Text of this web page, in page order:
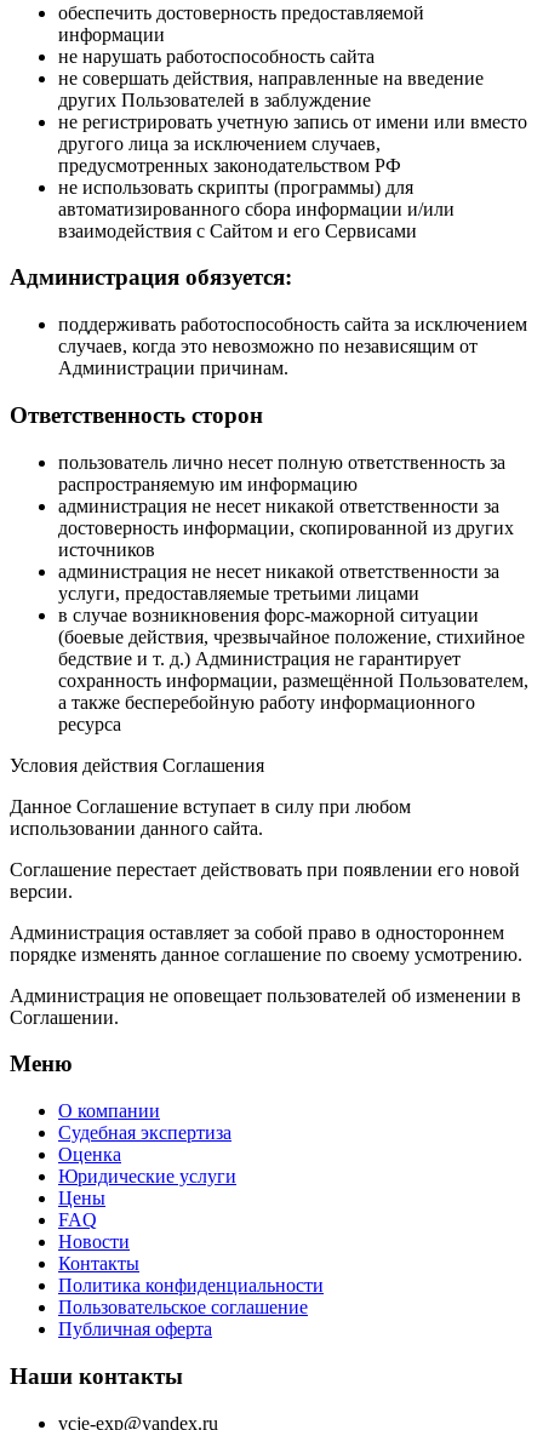
обеспечить достоверность предоставляемой
информации
не нарушать работоспособность сайта
не совершать действия, направленные на введение
других Пользователей в заблуждение
не регистрировать учетную запись от имени или вместо
другого лица за исключением случаев,
предусмотренных законодательством РФ
не использовать скрипты (программы) для
автоматизированного сбора информации и/или
взаимодействия с Сайтом и его Сервисами
Администрация обязуется:
поддерживать работоспособность сайта за исключением
случаев, когда это невозможно по независящим от
Администрации причинам.
Ответственность сторон
пользователь лично несет полную ответственность за
распространяемую им информацию
администрация не несет никакой ответственности за
достоверность информации, скопированной из других
источников
администрация не несет никакой ответственности за
услуги, предоставляемые третьими лицами
в случае возникновения форс-мажорной ситуации
(боевые действия, чрезвычайное положение, стихийное
бедствие и т. д.) Администрация не гарантирует
сохранность информации, размещённой Пользователем,
а также бесперебойную работу информационного
ресурса
Условия действия Соглашения
Данное Соглашение вступает в силу при любом
использовании данного сайта.
Соглашение перестает действовать при появлении его новой
версии.
Администрация оставляет за собой право в одностороннем
порядке изменять данное соглашение по своему усмотрению.
Администрация не оповещает пользователей об изменении в
Соглашении.
Меню
О компании
Судебная экспертиза
Оценка
Юридические услуги
Цены
FAQ
Новости
Контакты
Политика конфиденциальности
Пользовательское соглашение
Публичная оферта
Наши контакты
vcje-exp@yandex.ru